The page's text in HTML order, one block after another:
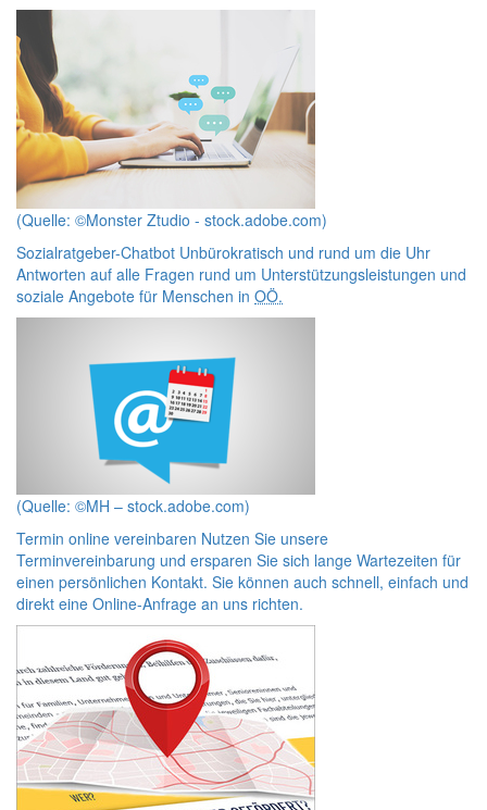
(Quelle: ©Monster Ztudio - stock.adobe.com)
Sozialratgeber-Chatbot Unbürokratisch und rund um die Uhr
Antworten auf alle Fragen rund um Unterstützungsleistungen und
soziale Angebote für Menschen in OÖ.
(Quelle: ©MH – stock.adobe.com)
Termin online vereinbaren Nutzen Sie unsere
Terminvereinbarung und ersparen Sie sich lange Wartezeiten für
einen persönlichen Kontakt. Sie können auch schnell, einfach und
direkt eine Online-Anfrage an uns richten.